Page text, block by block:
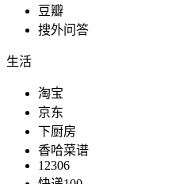
豆瓣
搜外问答
生活
淘宝
京东
下厨房
香哈菜谱
12306